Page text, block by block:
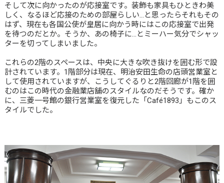
そして次に向かったのが応接室です。装飾も家具もひときわ美
しく、なるほど応接のための部屋らしい…と思ったらそれもその
はず、現在も各国公使が皇居に向かう時にはこの応接室で出発
を待つのだとか。そうか、あの椅子に…とミーハー気分でシャッ
ターを切ってしまいました。
これらの2階のスペースは、中央に大きな吹き抜けを囲む形で設
計されています。1階部分は現在、明治安田生命の店頭営業室と
して使用されていますが、こうしてぐるりと2階回廊が1階を囲
むのはこの時代の金融業店舗のスタイルなのだそうです。確か
に、三菱一号館の銀行営業室を復元した「Café1893」もこのス
タイルでした。